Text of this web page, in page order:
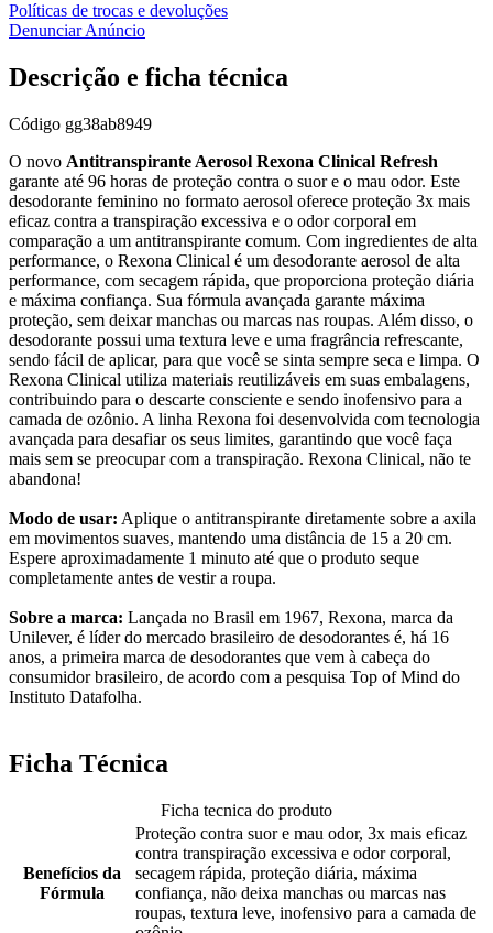
Políticas de trocas e devoluções
Denunciar Anúncio
Descrição e ficha técnica
Código gg38ab8949
O novo Antitranspirante Aerosol Rexona Clinical Refresh
garante até 96 horas de proteção contra o suor e o mau odor. Este
desodorante feminino no formato aerosol oferece proteção 3x mais
eficaz contra a transpiração excessiva e o odor corporal em
comparação a um antitranspirante comum. Com ingredientes de alta
performance, o Rexona Clinical é um desodorante aerosol de alta
performance, com secagem rápida, que proporciona proteção diária
e máxima confiança. Sua fórmula avançada garante máxima
proteção, sem deixar manchas ou marcas nas roupas. Além disso, o
desodorante possui uma textura leve e uma fragrância refrescante,
sendo fácil de aplicar, para que você se sinta sempre seca e limpa. O
Rexona Clinical utiliza materiais reutilizáveis em suas embalagens,
contribuindo para o descarte consciente e sendo inofensivo para a
camada de ozônio. A linha Rexona foi desenvolvida com tecnologia
avançada para desafiar os seus limites, garantindo que você faça
mais sem se preocupar com a transpiração. Rexona Clinical, não te
abandona!
Modo de usar: Aplique o antitranspirante diretamente sobre a axila
em movimentos suaves, mantendo uma distância de 15 a 20 cm.
Espere aproximadamente 1 minuto até que o produto seque
completamente antes de vestir a roupa.
Sobre a marca: Lançada no Brasil em 1967, Rexona, marca da
Unilever, é líder do mercado brasileiro de desodorantes é, há 16
anos, a primeira marca de desodorantes que vem à cabeça do
consumidor brasileiro, de acordo com a pesquisa Top of Mind do
Instituto Datafolha.
Ficha Técnica
Ficha tecnica do produto
Benefícios da
Fórmula
Proteção contra suor e mau odor, 3x mais eficaz
contra transpiração excessiva e odor corporal,
secagem rápida, proteção diária, máxima
confiança, não deixa manchas ou marcas nas
roupas, textura leve, inofensivo para a camada de